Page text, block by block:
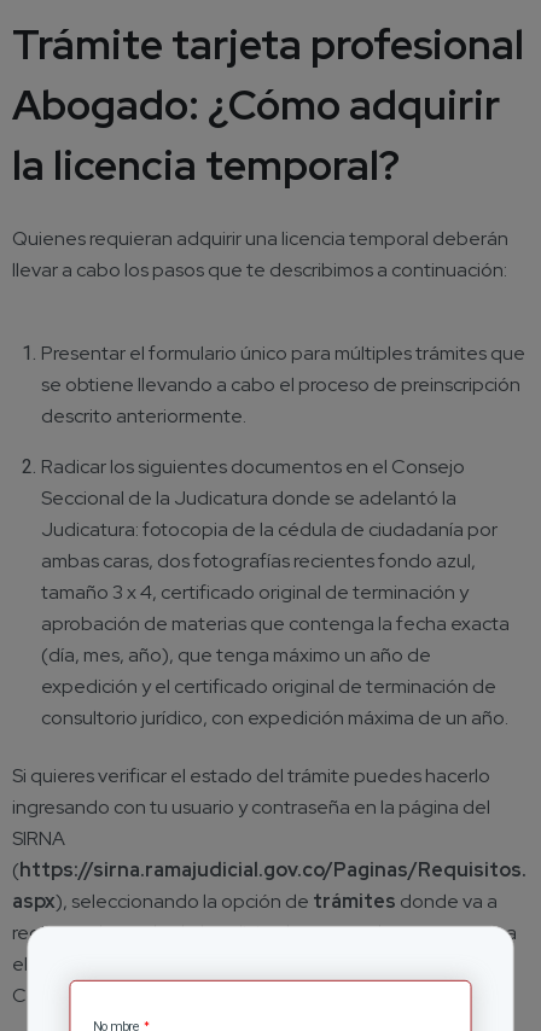
Nombre *
Trámite tarjeta profesional
Abogado: ¿Cómo adquirir
la licencia temporal?
Quienes requieran adquirir una licencia temporal deberán
llevar a cabo los pasos que te describimos a continuación:
Presentar el formulario único para múltiples trámites que
se obtiene llevando a cabo el proceso de preinscripción
descrito anteriormente.
Radicar los siguientes documentos en el Consejo
Seccional de la Judicatura donde se adelantó la
Judicatura: fotocopia de la cédula de ciudadanía por
ambas caras, dos fotografías recientes fondo azul,
tamaño 3 x 4, certificado original de terminación y
aprobación de materias que contenga la fecha exacta
(día, mes, año), que tenga máximo un año de
expedición y el certificado original de terminación de
consultorio jurídico, con expedición máxima de un año.
Si quieres verificar el estado del trámite puedes hacerlo
ingresando con tu usuario y contraseña en la página del
SIRNA
(https://sirna.ramajudicial.gov.co/Paginas/Requisitos.
aspx), seleccionando la opción de trámites donde va a
registrar el estado de la solicitud, en caso de que aparezca
el envío a la Seccional, tendrás que dirigirte a la sede del
Consejo Superior para hacer el retiro del documento.